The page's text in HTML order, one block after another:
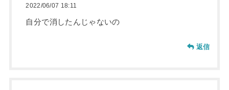
2022/06/07 18:11
自分で消したんじゃないの
返信